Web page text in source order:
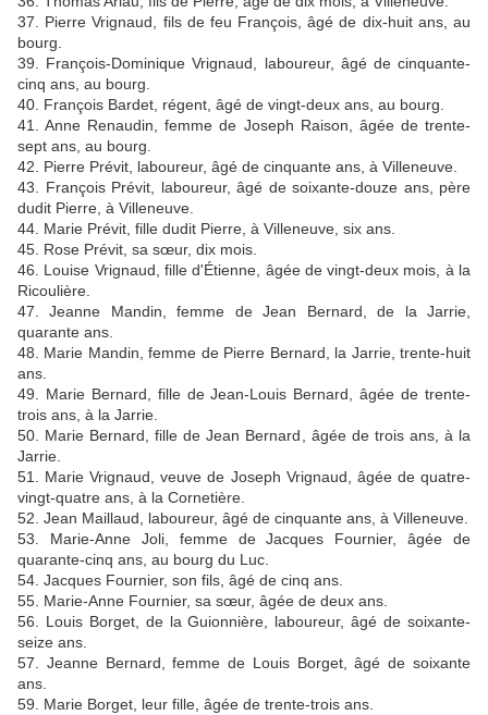
37. Pierre Vrignaud, fils de feu François, âgé de dix-huit ans, au
bourg.
39. François-Dominique Vrignaud, laboureur, âgé de cinquante-
cinq ans, au bourg.
40. François Bardet, régent, âgé de vingt-deux ans, au bourg.
41. Anne Renaudin, femme de Joseph Raison, âgée de trente-
sept ans, au bourg.
42. Pierre Prévit, laboureur, âgé de cinquante ans, à Villeneuve.
43. François Prévit, laboureur, âgé de soixante-douze ans, père
dudit Pierre, à Villeneuve.
44. Marie Prévit, fille dudit Pierre, à Villeneuve, six ans.
45. Rose Prévit, sa sœur, dix mois.
46. Louise Vrignaud, fille d'Étienne, âgée de vingt-deux mois, à la
Ricoulière.
47. Jeanne Mandin, femme de Jean Bernard, de la Jarrie,
quarante ans.
48. Marie Mandin, femme de Pierre Bernard, la Jarrie, trente-huit
ans.
49. Marie Bernard, fille de Jean-Louis Bernard, âgée de trente-
trois ans, à la Jarrie.
50. Marie Bernard, fille de Jean Bernard, âgée de trois ans, à la
Jarrie.
51. Marie Vrignaud, veuve de Joseph Vrignaud, âgée de quatre-
vingt-quatre ans, à la Cornetière.
52. Jean Maillaud, laboureur, âgé de cinquante ans, à Villeneuve.
53. Marie-Anne Joli, femme de Jacques Fournier, âgée de
quarante-cinq ans, au bourg du Luc.
54. Jacques Fournier, son fils, âgé de cinq ans.
55. Marie-Anne Fournier, sa sœur, âgée de deux ans.
56. Louis Borget, de la Guionnière, laboureur, âgé de soixante-
seize ans.
57. Jeanne Bernard, femme de Louis Borget, âgé de soixante
ans.
59. Marie Borget, leur fille, âgée de trente-trois ans.